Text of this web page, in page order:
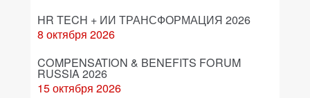
HR TECH + ИИ ТРАНСФОРМАЦИЯ 2026
8 октября 2026
COMPENSATION & BENEFITS FORUM
RUSSIA 2026
15 октября 2026